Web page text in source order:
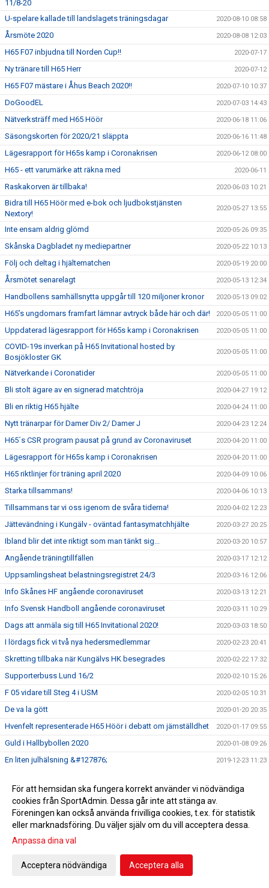
11/8-20
U-spelare kallade till landslagets träningsdagar 2020-08-10 08:58
Årsmöte 2020 2020-08-08 12:03
H65 F07 inbjudna till Norden Cup!! 2020-07-17
Ny tränare till H65 Herr 2020-07-12
H65 F07 mästare i Åhus Beach 2020!! 2020-07-10 10:37
DoGoodEL 2020-07-03 14:43
Nätverksträff med H65 Höör 2020-06-18 11:06
Säsongskorten för 2020/21 släppta 2020-06-16 11:48
Lägesrapport för H65s kamp i Coronakrisen 2020-06-12 08:00
H65 - ett varumärke att räkna med 2020-06-11
Raskakorven är tillbaka! 2020-06-03 10:21
Bidra till H65 Höör med e-bok och ljudbokstjänsten
Nextory!
2020-05-27 13:55
Inte ensam aldrig glömd 2020-05-26 09:35
Skånska Dagbladet ny mediepartner 2020-05-22 10:13
Följ och deltag i hjältematchen 2020-05-19 20:00
Årsmötet senarelagt 2020-05-13 12:34
Handbollens samhällsnytta uppgår till 120 miljoner kronor 2020-05-13 09:02
H65’s ungdomars framfart lämnar avtryck både här och där! 2020-05-05 11:00
Uppdaterad lägesrapport för H65s kamp i Coronakrisen 2020-05-05 11:00
COVID-19s inverkan på H65 Invitational hosted by
Bosjökloster GK
2020-05-05 11:00
Nätverkande i Coronatider 2020-05-05 11:00
Bli stolt ägare av en signerad matchtröja 2020-04-27 19:12
Bli en riktig H65 hjälte 2020-04-24 11:00
Nytt tränarpar för Damer Div 2/ Damer J 2020-04-23 12:24
H65´s CSR program pausat på grund av Coronaviruset 2020-04-20 11:00
Lägesrapport för H65s kamp i Coronakrisen 2020-04-20 11:00
H65 riktlinjer för träning april 2020 2020-04-09 10:06
Starka tillsammans! 2020-04-06 10:13
Tillsammans tar vi oss igenom de svåra tiderna! 2020-04-02 12:23
Jättevändning i Kungälv - oväntad fantasymatchhjälte 2020-03-27 20:25
Ibland blir det inte riktigt som man tänkt sig... 2020-03-20 10:57
Angående träningtillfällen 2020-03-17 12:12
Uppsamlingsheat belastningsregistret 24/3 2020-03-16 12:06
Info Skånes HF angående coronaviruset 2020-03-13 12:21
Info Svensk Handboll angående coronaviruset 2020-03-11 10:29
Dags att anmäla sig till H65 Invitational 2020! 2020-03-03 18:50
I lördags fick vi två nya hedersmedlemmar 2020-02-23 20:41
Skretting tillbaka när Kungälvs HK besegrades 2020-02-22 17:32
Supporterbuss Lund 16/2 2020-02-10 15:26
F 05 vidare till Steg 4 i USM 2020-02-05 10:31
De va la gött 2020-01-20 20:35
Hvenfelt representerade H65 Höör i debatt om jämställdhet 2020-01-17 09:55
Guld i Hallbybollen 2020 2020-01-08 09:26
En liten julhälsning &#127876; 2019-12-23 11:23
Nylansering - H65 Shoppen 2019-11-28 17:00
Flickor A vidare till Steg 3 i USM 2019-11-25 09:51
Radiointervju med tre tjejer från F 09 2019-11-13 11:16
Save the date!
Grym Gry och pigg Pripp när Heid besegrades
EHF-cupen: Knapp seger efter stark insats
För att hemsidan ska fungera korrekt använder vi nödvändiga
cookies från SportAdmin. Dessa går inte att stänga av.
Föreningen kan också använda frivilliga cookies, t.ex. för statistik
eller marknadsföring. Du väljer själv om du vill acceptera dessa.
Anpassa dina val
Acceptera nödvändiga Acceptera alla